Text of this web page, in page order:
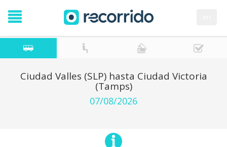
Ciudad Valles (SLP) hasta Ciudad Victoria
(Tamps)
07/08/2026